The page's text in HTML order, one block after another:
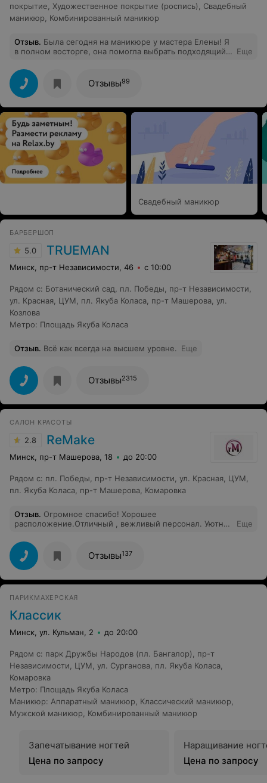
покрытие, Художественное покрытие (роспись), Свадебный
маникюр, Комбинированный маникюр
Отзыв. Была сегодня на маникюре у мастера Елены! Я
в полном восторге, она помогла выбрать подходящий
дизайн! Все сделано максимально аккуратно. Так же
осталась довольна сервисом: очень приятная музыка,
предлагают чай или кофе. Сделала красивые
ноготочки, и провела приятно время
Еще
Отзывы99
Свадебный маникюр
БАРБЕРШОП
5.0 TRUEMAN
Минск, пр-т Независимости, 46 с 10:00
Рядом с: Ботанический сад, пл. Победы, пр-т Независимости,
ул. Красная, ЦУМ, пл. Якуба Коласа, пр-т Машерова, ул.
Козлова
Метро: Площадь Якуба Коласа
Отзыв. Всё как всегда на высшем уровне. Еще
Отзывы2315
САЛОН КРАСОТЫ
2.8 ReMake
Минск, пр-т Машерова, 18 до 20:00
Рядом с: пл. Победы, пр-т Независимости, ул. Красная, ЦУМ,
пл. Якуба Коласа, пр-т Машерова, Комаровка
Отзыв. Огромное спасибо! Хорошее
расположение.Отличный , вежливый персонал. Уютная
кофе. Надежда Волшебница! Если кому-то надо
сложное окрашивание любого цвета, восстановление
волос, стрижки, визаж, маникюр-нет проблем!
Рекомендую! Стрижки великолепно выполняет
Сергей. Здесь выслушают, посоветуют и выполнят
мастера.Салонов много, а толковых мастеров очень
мало. Я очень довольна своим цветом волос сейчас.
Благодарю вас Надежда и Сергей!(_Работали в 4
руки)Удачи Вам и процветания!
Еще
Отзывы137
ПАРИКМАХЕРСКАЯ
Классик
Минск, ул. Кульман, 2 до 20:00
Рядом с: парк Дружбы Народов (пл. Бангалор), пр-т
Независимости, ЦУМ, ул. Сурганова, пл. Якуба Коласа,
Комаровка
Метро: Площадь Якуба Коласа
Маникюр: Аппаратный маникюр, Классический маникюр,
Мужской маникюр, Комбинированный маникюр
Запечатывание ногтей
Цена по запросу
Наращивание
Цена по запросу